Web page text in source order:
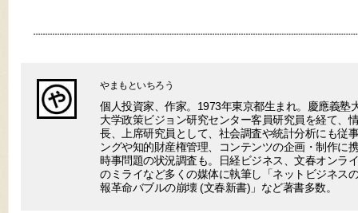
やまもといちろう
個人投資家、作家。1973年東京都生まれ。慶應義塾
大学政策ビジョン研究センター客員研究員を経て、
長、上席研究員として、社会調査や統計分析にも従
ングや知的財産権管理、コンテンツの企画・制作に
時事問題の状況調査も。日経ビジネス、文春オンラ
のミライなど多くの媒体に執筆し「ネットビジネス
報革命バブルの崩壊 (文春新書)」など著書多数。